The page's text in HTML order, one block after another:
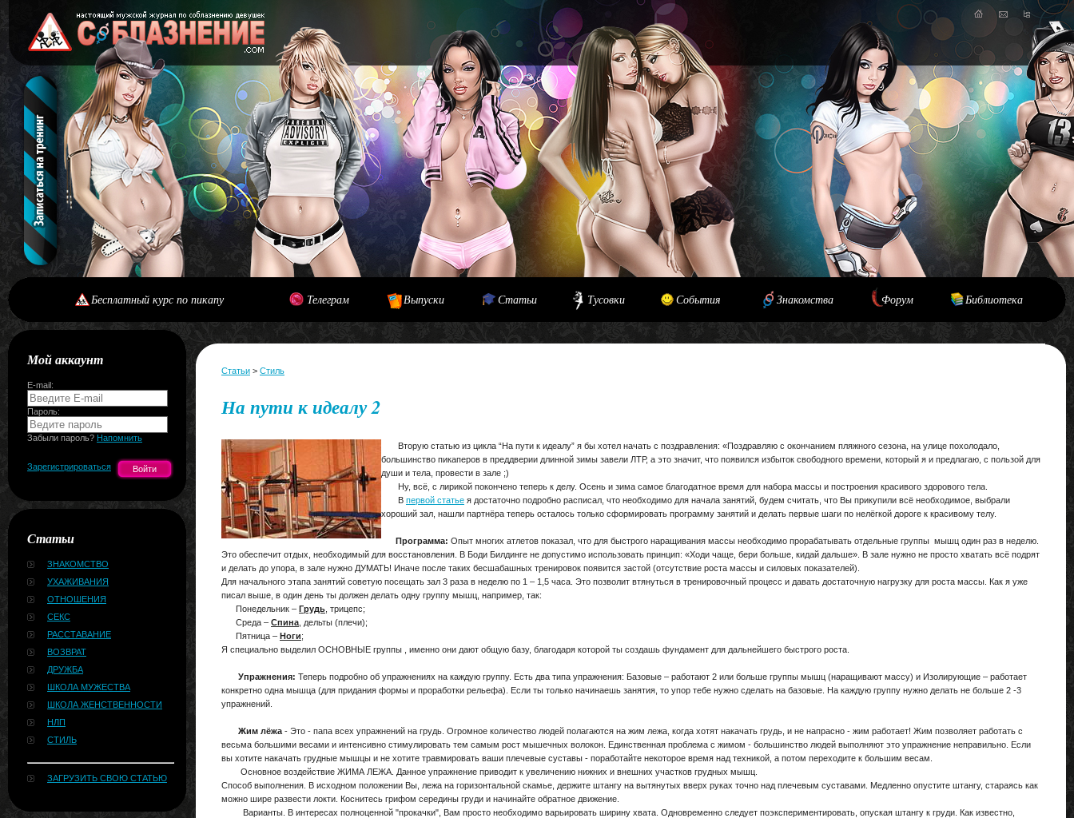
Бесплатный курс по пикапу Телеграм Выпуски Статьи Тусовки События Знакомства Форум Библиотека
Мой аккаунт
E-mail:
Пароль:
Забыли пароль? Напомнить
Зарегистрироваться
Статьи
ЗНАКОМСТВО
УХАЖИВАНИЯ
ОТНОШЕНИЯ
СЕКС
РАССТАВАНИЕ
ВОЗВРАТ
ДРУЖБА
ШКОЛА МУЖЕСТВА
ШКОЛА ЖЕНСТВЕННОСТИ
НЛП
СТИЛЬ
ЗАГРУЗИТЬ СВОЮ СТАТЬЮ
Статьи > Стиль
На пути к идеалу 2
Вторую статью из цикла “На пути к идеалу” я бы хотел начать с поздравления: «Поздравляю с окончанием пляжного сезона, на улице похолодало,
большинство пикаперов в преддверии длинной зимы завели ЛТР, а это значит, что появился избыток свободного времени, который я и предлагаю, с пользой для
души и тела, провести в зале ;)
Ну, всё, с лирикой покончено теперь к делу. Осень и зима самое благодатное время для набора массы и построения красивого здорового тела.
В первой статье я достаточно подробно расписал, что необходимо для начала занятий, будем считать, что Вы прикупили всё необходимое, выбрали
хороший зал, нашли партнёра теперь осталось только сформировать программу занятий и делать первые шаги по нелёгкой дороге к красивому телу.
Программа: Опыт многих атлетов показал, что для быстрого наращивания массы необходимо прорабатывать отдельные группы мышц один раз в неделю.
Это обеспечит отдых, необходимый для восстановления. В Боди Билдинге не допустимо использовать принцип: «Ходи чаще, бери больше, кидай дальше». В зале нужно не просто хватать всё подрят
и делать до упора, в зале нужно ДУМАТЬ! Иначе после таких бесшабашных тренировок появится застой (отсутствие роста массы и силовых показателей).
Для начального этапа занятий советую посещать зал 3 раза в неделю по 1 – 1,5 часа. Это позволит втянуться в тренировочный процесс и давать достаточную нагрузку для роста массы. Как я уже
писал выше, в один день ты должен делать одну группу мышц, например, так:
Понедельник – Грудь , трицепс;
Среда – Спина , дельты (плечи);
Пятница – Ноги;
Я специально выделил ОСНОВНЫЕ группы , именно они дают общую базу, благодаря которой ты создашь фундамент для дальнейшего быстрого роста.
Упражнения: Теперь подробно об упражнениях на каждую группу. Есть два типа упражнения: Базовые – работают 2 или больше группы мышц (наращивают массу) и Изолирующие – работает
конкретно одна мышца (для придания формы и проработки рельефа). Если ты только начинаешь занятия, то упор тебе нужно сделать на базовые. На каждую группу нужно делать не больше 2 -3
упражнений.
Жим лёжа - Это - папа всех упражнений на грудь. Огромное количество людей полагаются на жим лежа, когда хотят накачать грудь, и не напрасно - жим работает! Жим позволяет работать с
весьма большими весами и интенсивно стимулировать тем самым рост мышечных волокон. Единственная проблема с жимом - большинство людей выполняют это упражнение неправильно. Если
вы хотите накачать грудные мышцы и не хотите травмировать ваши плечевые суставы - поработайте некоторое время над техникой, а потом переходите к большим весам.
Основное воздействие ЖИМА ЛЕЖА. Данное упражнение приводит к увеличению нижних и внешних участков грудных мышц.
Способ выполнения. В исходном положении Вы, лежа на горизонтальной скамье, держите штангу на вытянутых вверх руках точно над плечевым суставами. Медленно опустите штангу, стараясь как
можно шире развести локти. Коснитесь грифом середины груди и начинайте обратное движение.
Варианты. В интересах полноценной "прокачки", Вам просто необходимо варьировать ширину хвата. Одновременно следует поэкспериментировать, опуская штангу к груди. Как известно,